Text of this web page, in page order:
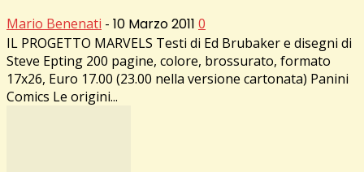
Mario Benenati - 10 Marzo 2011 0
IL PROGETTO MARVELS Testi di Ed Brubaker e disegni di
Steve Epting 200 pagine, colore, brossurato, formato
17x26, Euro 17.00 (23.00 nella versione cartonata) Panini
Comics Le origini...